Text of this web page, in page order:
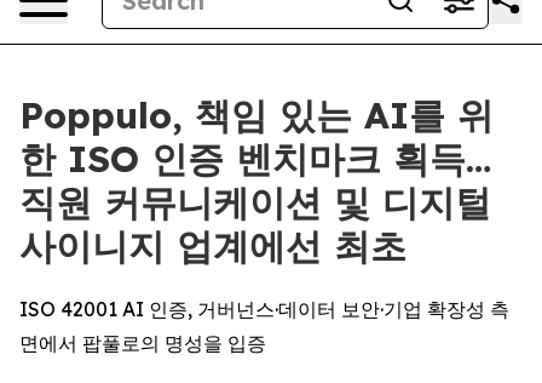
Poppulo, 책임 있는 AI를 위
한 ISO 인증 벤치마크 획득…
직원 커뮤니케이션 및 디지털
사이니지 업계에선 최초
ISO 42001 AI 인증, 거버넌스·데이터 보안·기업 확장성 측
면에서 팝풀로의 명성을 입증